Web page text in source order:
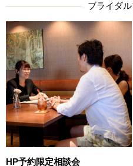
ブライダ
HP予約限定相談会